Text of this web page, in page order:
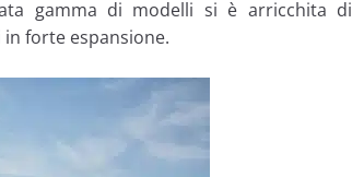
gamma di modelli si è arricchita di
forte espansione.